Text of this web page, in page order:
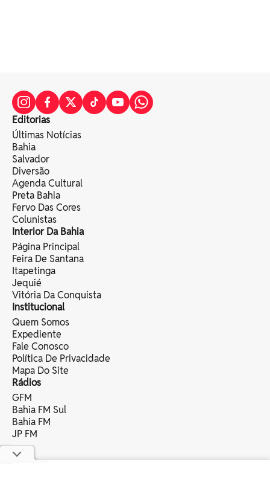
Editorias
Últimas Notícias
Bahia
Salvador
Diversão
Agenda Cultural
Preta Bahia
Fervo Das Cores
Colunistas
Interior Da Bahia
Página Principal
Feira De Santana
Itapetinga
Jequié
Vitória Da Conquista
Institucional
Quem Somos
Expediente
Fale Conosco
Política De Privacidade
Mapa Do Site
Rádios
GFM
Bahia FM Sul
Bahia FM
JP FM